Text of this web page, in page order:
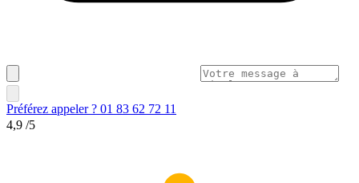
Préférez appeler ? 01 83 62 72 11
4,9 /5